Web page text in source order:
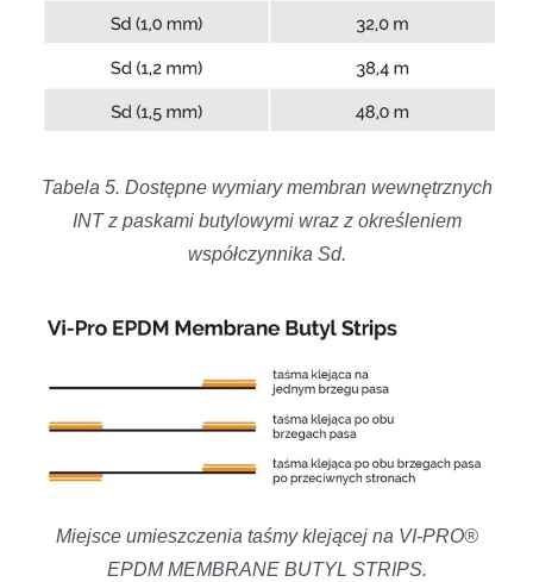
Tabela 5. Dostępne wymiary membran wewnętrznych
INT z paskami butylowymi wraz z określeniem
współczynnika Sd.
Miejsce umieszczenia taśmy klejącej na VI-PRO®
EPDM MEMBRANE BUTYL STRIPS.